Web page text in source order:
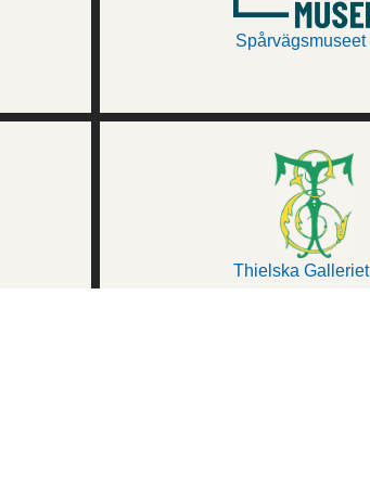
Spårvägsmuseet
Thielska Galleriet